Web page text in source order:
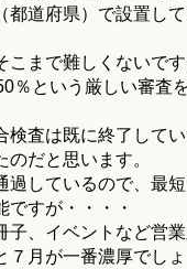
都道府県）で設置し
こまで難しくないで
％という厳しい審査
検査は既に終了して
のだと思います。
過しているので、最
ですが・・・・
子、イベントなど営
７月が一番濃厚でしょ